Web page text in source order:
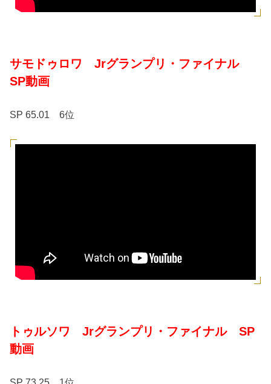
サモドゥロワ Jrグランプリ・ファイナル
SP動画
SP 65.01 6位
トゥルソワ Jrグランプリ・ファイナル SP
動画